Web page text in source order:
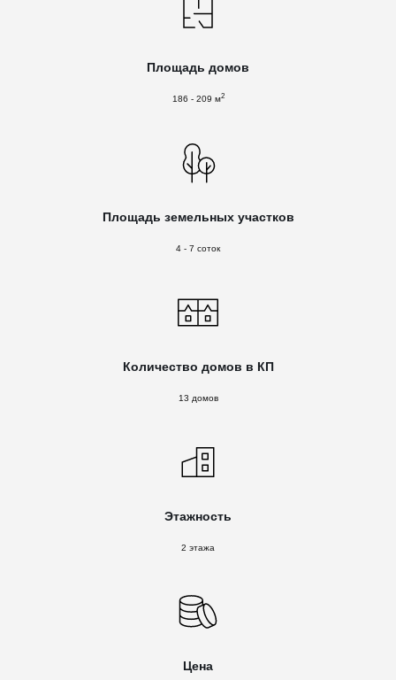
Площадь домов
186 - 209 м2
Площадь земельных участков
4 - 7 соток
Количество домов в КП
13 домов
Этажность
2 этажа
Цена